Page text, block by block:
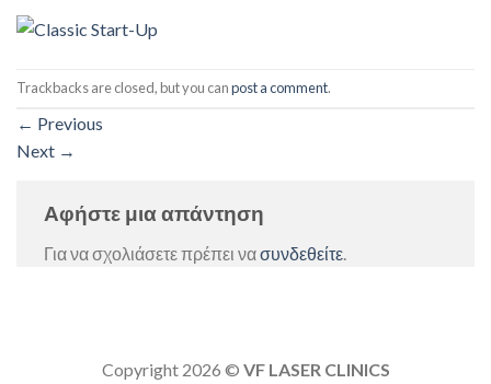
Trackbacks are closed, but you canpost a comment.
← Previous
Next →
Αφήστε μια απάντηση
Για να σχολιάσετε πρέπει νασυνδεθείτε.
Copyright 2026 © VF LASER CLINICS